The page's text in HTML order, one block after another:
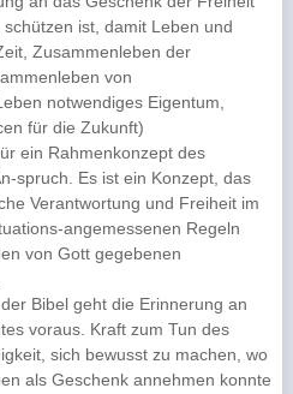
ist, damit Leben und
Zusammenleben der
von
notwendiges Eigentum,
für die Zukunft)
ein Rahmenkonzept des
spruch. Es ist ein Konzept, das
Verantwortung und Freiheit im
angemessenen Regeln
von Gott gegebenen
Bibel geht die Erinnerung an
voraus. Kraft zum Tun des
sich bewusst zu machen, wo
als Geschenk annehmen konnte